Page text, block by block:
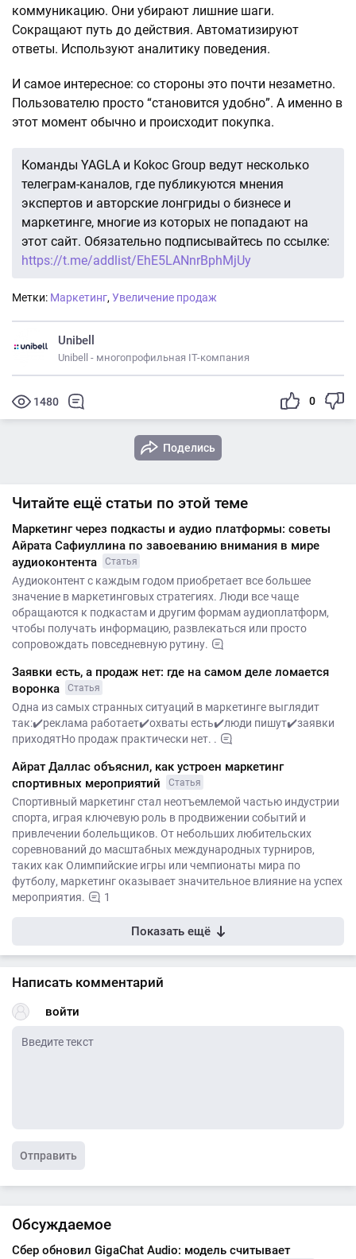
коммуникацию. Они убирают лишние шаги.
Сокращают путь до действия. Автоматизируют
ответы. Используют аналитику поведения.
И самое интересное: со стороны это почти незаметно.
Пользователю просто “становится удобно”. А именно в
этот момент обычно и происходит покупка.
Команды YAGLA и Kokoc Group ведут несколько
телеграм-каналов, где публикуются мнения
экспертов и авторские лонгриды о бизнесе и
маркетинге, многие из которых не попадают на
этот сайт. Обязательно подписывайтесь по ссылке:
https://t.me/addlist/EhE5LANnrBphMjUy
Метки: Маркетинг, Увеличение продаж
Unibell
Unibell - многопрофильная IT-компания
1480 0
Поделись
Читайте ещё статьи по этой теме
Маркетинг через подкасты и аудио платформы: советы
Айрата Сафиуллина по завоеванию внимания в мире
аудиоконтента
Статья
Аудиоконтент с каждым годом приобретает все большее
значение в маркетинговых стратегиях. Люди все чаще
обращаются к подкастам и другим формам аудиоплатформ,
чтобы получать информацию, развлекаться или просто
сопровождать повседневную рутину.
Заявки есть, а продаж нет: где на самом деле ломается
воронка
Статья
Одна из самых странных ситуаций в маркетинге выглядит
так:✔️реклама работает✔️охваты есть✔️люди пишут✔️заявки
приходятНо продаж практически нет. .
Айрат Даллас объяснил, как устроен маркетинг
спортивных мероприятий
Статья
Спортивный маркетинг стал неотъемлемой частью индустрии
спорта, играя ключевую роль в продвижении событий и
привлечении болельщиков. От небольших любительских
соревнований до масштабных международных турниров,
таких как Олимпийские игры или чемпионаты мира по
футболу, маркетинг оказывает значительное влияние на успех
мероприятия.
1
Показать ещё
Написать комментарий
войти
Отправить
Обсуждаемое
Сбер обновил GigaChat Audio: модель считывает